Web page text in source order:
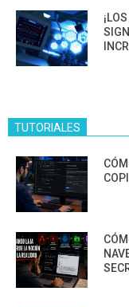
TUTORIALES